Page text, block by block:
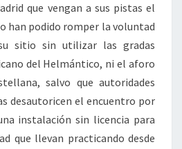
que vengan a sus pistas el
han podido romper la voluntad
sitio sin utilizar las gradas
del Helmántico, ni el aforo
salvo que autoridades
desautoricen el encuentro por
instalación sin licencia para
que llevan practicando desde